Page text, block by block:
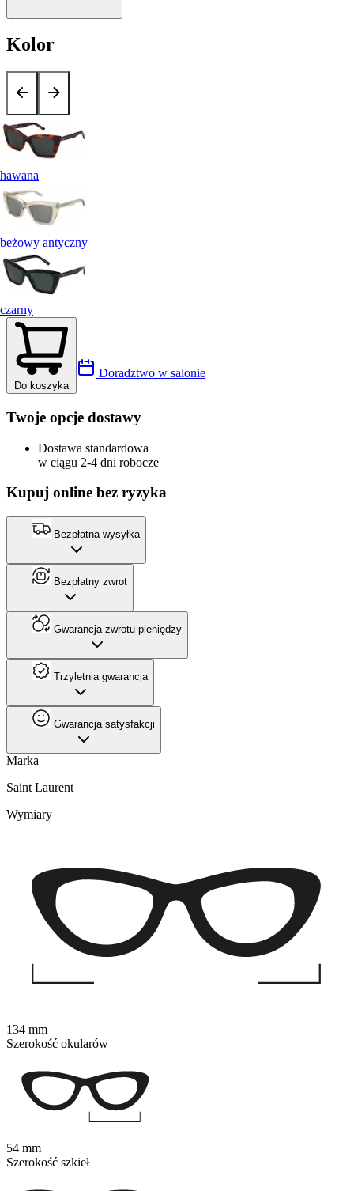
Kolor
hawana
beżowy antyczny
czarny
Do koszyka
Doradztwo w salonie
Twoje opcje dostawy
Dostawa standardowa
w ciągu 2-4 dni robocze
Kupuj online bez ryzyka
Bezpłatna wysyłka
Bezpłatny zwrot
Gwarancja zwrotu pieniędzy
Trzyletnia gwarancja
Gwarancja satysfakcji
Marka
Saint Laurent
Wymiary
134 mm
Szerokość okularów
54 mm
Szerokość szkieł